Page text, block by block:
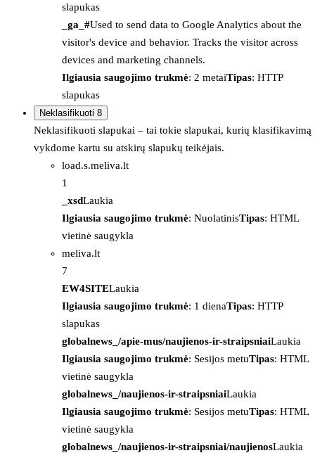
slapukas
_ga_#Used to send data to Google Analytics about the
visitor's device and behavior. Tracks the visitor across
devices and marketing channels.
Ilgiausia saugojimo trukmė: 2 metaiTipas: HTTP
slapukas
Neklasifikuoti 8
Neklasifikuoti slapukai – tai tokie slapukai, kurių klasifikavimą
vykdome kartu su atskirų slapukų teikėjais.
load.s.meliva.lt
1
_xsdLaukia
Ilgiausia saugojimo trukmė: NuolatinisTipas: HTML
vietinė saugykla
meliva.lt
7
EW4SITELaukia
Ilgiausia saugojimo trukmė: 1 dienaTipas: HTTP
slapukas
globalnews_/apie-mus/naujienos-ir-straipsniaiLaukia
Ilgiausia saugojimo trukmė: Sesijos metuTipas: HTML
vietinė saugykla
globalnews_/naujienos-ir-straipsniaiLaukia
Ilgiausia saugojimo trukmė: Sesijos metuTipas: HTML
vietinė saugykla
globalnews_/naujienos-ir-straipsniai/naujienosLaukia